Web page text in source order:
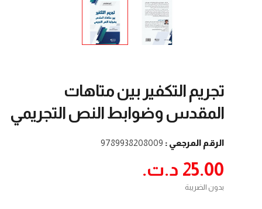
تجريم التكفير بين متاهات
المقدس وضوابط النص التجريمي
الرقم المرجعي : 9789938208009
25.00 د.ت.‏
بدون الضريبة